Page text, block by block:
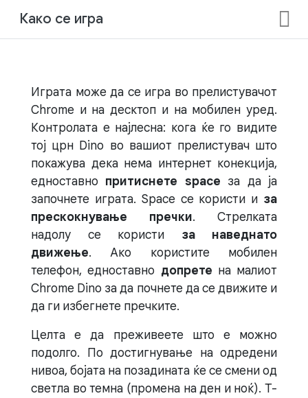
Како се игра
Играта може да се игра во прелистувачот
Chrome и на десктоп и на мобилен уред.
Контролата е најлесна: кога ќе го видите
тој црн Dino во вашиот прелистувач што
покажува дека нема интернет конекција,
едноставно притиснете space за да ја
започнете играта. Space се користи и за
прескокнување пречки. Стрелката
надолу се користи за наведнато
движење. Ако користите мобилен
телефон, едноставно допрете на малиот
Chrome Dino за да почнете да се движите и
да ги избегнете пречките.
Целта е да преживеете што е можно
подолго. По достигнување на одредени
нивоа, бојата на позадината ќе се смени од
светла во темна (промена на ден и ноќ). T-